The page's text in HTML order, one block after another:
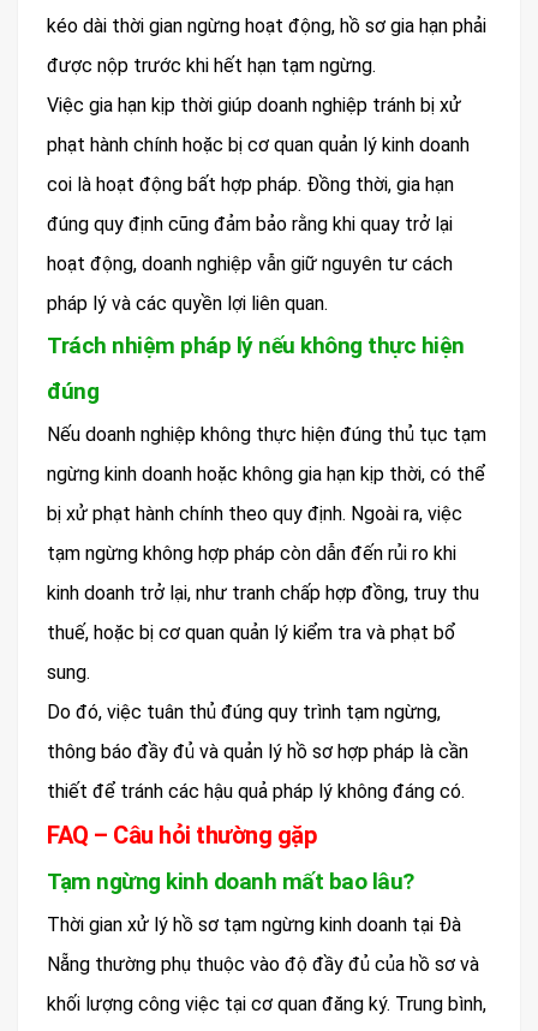
kéo dài thời gian ngừng hoạt động, hồ sơ gia hạn phải
được nộp trước khi hết hạn tạm ngừng.
Việc gia hạn kịp thời giúp doanh nghiệp tránh bị xử
phạt hành chính hoặc bị cơ quan quản lý kinh doanh
coi là hoạt động bất hợp pháp. Đồng thời, gia hạn
đúng quy định cũng đảm bảo rằng khi quay trở lại
hoạt động, doanh nghiệp vẫn giữ nguyên tư cách
pháp lý và các quyền lợi liên quan.
Trách nhiệm pháp lý nếu không thực hiện
đúng
Nếu doanh nghiệp không thực hiện đúng thủ tục tạm
ngừng kinh doanh hoặc không gia hạn kịp thời, có thể
bị xử phạt hành chính theo quy định. Ngoài ra, việc
tạm ngừng không hợp pháp còn dẫn đến rủi ro khi
kinh doanh trở lại, như tranh chấp hợp đồng, truy thu
thuế, hoặc bị cơ quan quản lý kiểm tra và phạt bổ
sung.
Do đó, việc tuân thủ đúng quy trình tạm ngừng,
thông báo đầy đủ và quản lý hồ sơ hợp pháp là cần
thiết để tránh các hậu quả pháp lý không đáng có.
FAQ – Câu hỏi thường gặp
Tạm ngừng kinh doanh mất bao lâu?
Thời gian xử lý hồ sơ tạm ngừng kinh doanh tại Đà
Nẵng thường phụ thuộc vào độ đầy đủ của hồ sơ và
khối lượng công việc tại cơ quan đăng ký. Trung bình,